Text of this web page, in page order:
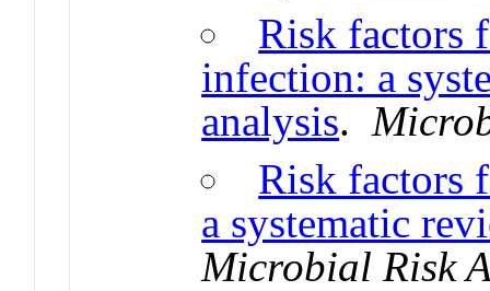
Risk factors
infection: a
analysis.
Risk factors
a systematic
Microbial Risk